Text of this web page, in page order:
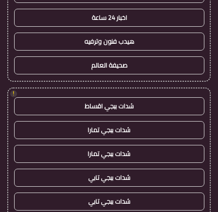
اخبار 24 ساعة
هيدب فنون وترفيه
صحيفة العالم
!
شدات ببجي اقساط
شدات ببجي تمارا
شدات ببجي تمارا
شدات ببجي تابي
شدات ببجي تابي